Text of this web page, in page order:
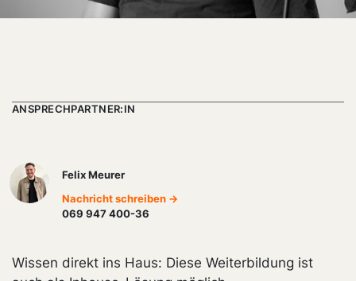
ANSPRECHPARTNER:IN
Felix Meurer
Nachricht schreiben →
069 947 400-36
Wissen direkt ins Haus: Diese Weiterbildung ist